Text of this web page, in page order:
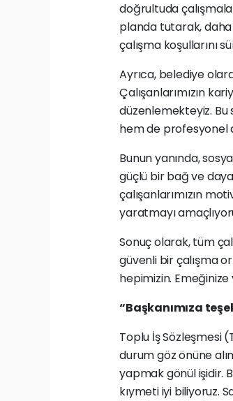
doğrultuda
planda tutarak,
çalışma koşullarını
Ayrıca, belediye
Çalışanlarımızın
düzenlemekteyiz. Bu
hem de profesyonel
Bunun yanında,
güçlü bir bağ ve
çalışanlarımızın
yaratmayı
Sonuç olarak, tüm
güvenli bir çalışma
hepimizin. Emeğinize
“Başkanımıza
Toplu İş Sözleşmesi
durum göz önüne
yapmak gönül işidir.
kıymeti iyi biliyoruz.